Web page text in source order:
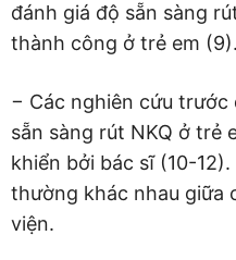
đánh giá độ sẵn sàng
thành công ở trẻ em (9).
− Các nghiên cứu
sẵn sàng rút NKQ ở trẻ
khiển bởi bác sĩ (10-
thường khác nhau giữa
viện.